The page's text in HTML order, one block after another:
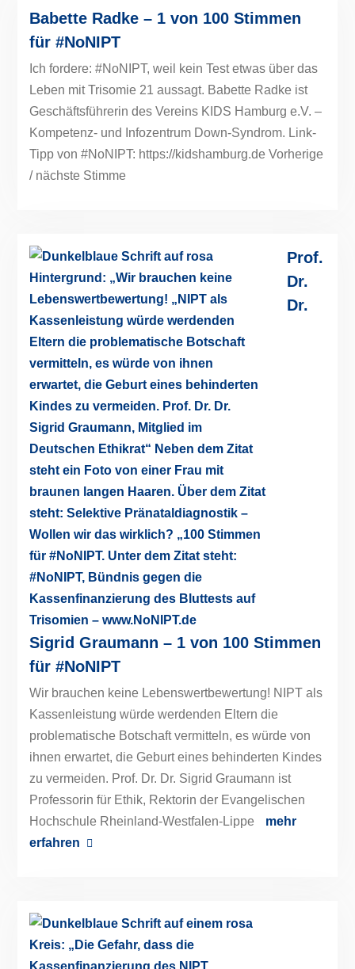
Babette Radke – 1 von 100 Stimmen
für #NoNIPT
Ich fordere: #NoNIPT, weil kein Test etwas über das
Leben mit Trisomie 21 aussagt. Babette Radke ist
Geschäftsführerin des Vereins KIDS Hamburg e.V. –
Kompetenz- und Infozentrum Down-Syndrom. Link-
Tipp von #NoNIPT: https://kidshamburg.de Vorherige
/ nächste Stimme
Prof.
Dr.
Dr.
Sigrid Graumann – 1 von 100 Stimmen
für #NoNIPT
Wir brauchen keine Lebenswertbewertung! NIPT als
Kassenleistung würde werdenden Eltern die
problematische Botschaft vermitteln, es würde von
ihnen erwartet, die Geburt eines behinderten Kindes
zu vermeiden. Prof. Dr. Dr. Sigrid Graumann ist
Professorin für Ethik, Rektorin der Evangelischen
Hochschule Rheinland-Westfalen-Lippe
mehr
erfahren